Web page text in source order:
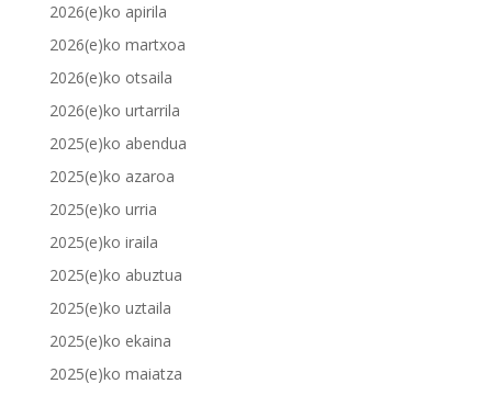
2026(e)ko apirila
2026(e)ko martxoa
2026(e)ko otsaila
2026(e)ko urtarrila
2025(e)ko abendua
2025(e)ko azaroa
2025(e)ko urria
2025(e)ko iraila
2025(e)ko abuztua
2025(e)ko uztaila
2025(e)ko ekaina
2025(e)ko maiatza